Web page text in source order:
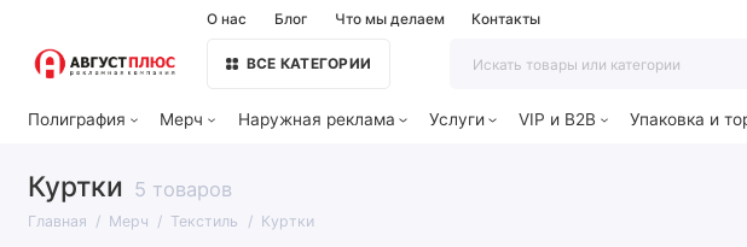
О нас Блог Что мы делаем Контакты
ВСЕ КАТЕГОРИИ
Полиграфия Мерч Наружная реклама Услуги VIP и B2B Упаковка и
Куртки 5 товаров
Главная Мерч Текстиль Куртки